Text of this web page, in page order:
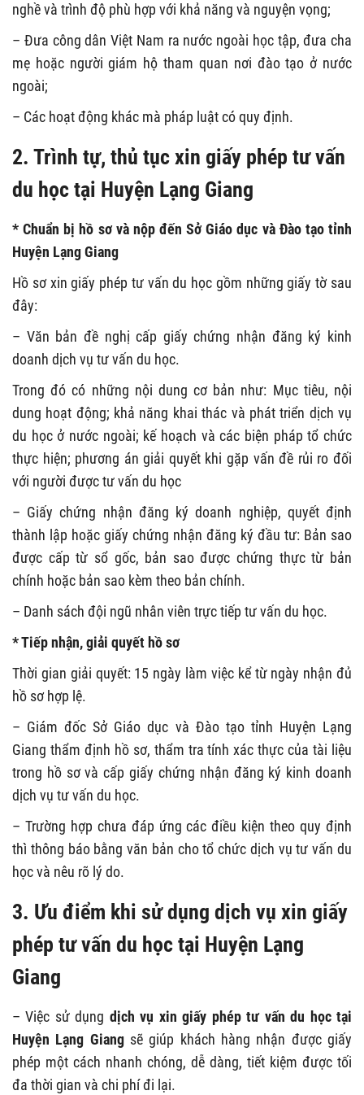
nghề và trình độ phù hợp với khả năng và nguyện vọng;
– Đưa công dân Việt Nam ra nước ngoài học tập, đưa cha
mẹ hoặc người giám hộ tham quan nơi đào tạo ở nước
ngoài;
– Các hoạt động khác mà pháp luật có quy định.
2. Trình tự, thủ tục xin giấy phép tư vấn
du học tại Huyện Lạng Giang
* Chuẩn bị hồ sơ và nộp đến Sở Giáo dục và Đào tạo tỉnh
Huyện Lạng Giang
Hồ sơ xin giấy phép tư vấn du học gồm những giấy tờ sau
đây:
– Văn bản đề nghị cấp giấy chứng nhận đăng ký kinh
doanh dịch vụ tư vấn du học.
Trong đó có những nội dung cơ bản như: Mục tiêu, nội
dung hoạt động; khả năng khai thác và phát triển dịch vụ
du học ở nước ngoài; kế hoạch và các biện pháp tổ chức
thực hiện; phương án giải quyết khi gặp vấn đề rủi ro đối
với người được tư vấn du học
– Giấy chứng nhận đăng ký doanh nghiệp, quyết định
thành lập hoặc giấy chứng nhận đăng ký đầu tư: Bản sao
được cấp từ sổ gốc, bản sao được chứng thực từ bản
chính hoặc bản sao kèm theo bản chính.
– Danh sách đội ngũ nhân viên trực tiếp tư vấn du học.
* Tiếp nhận, giải quyết hồ sơ
Thời gian giải quyết: 15 ngày làm việc kể từ ngày nhận đủ
hồ sơ hợp lệ.
– Giám đốc Sở Giáo dục và Đào tạo tỉnh Huyện Lạng
Giang thẩm định hồ sơ, thẩm tra tính xác thực của tài liệu
trong hồ sơ và cấp giấy chứng nhận đăng ký kinh doanh
dịch vụ tư vấn du học.
– Trường hợp chưa đáp ứng các điều kiện theo quy định
thì thông báo bằng văn bản cho tổ chức dịch vụ tư vấn du
học và nêu rõ lý do.
3. Ưu điểm khi sử dụng dịch vụ xin giấy
phép tư vấn du học tại Huyện Lạng
Giang
– Việc sử dụng dịch vụ xin giấy phép tư vấn du học tại
Huyện Lạng Giangsẽ giúp khách hàng nhận được giấy
phép một cách nhanh chóng, dễ dàng, tiết kiệm được tối
đa thời gian và chi phí đi lại.